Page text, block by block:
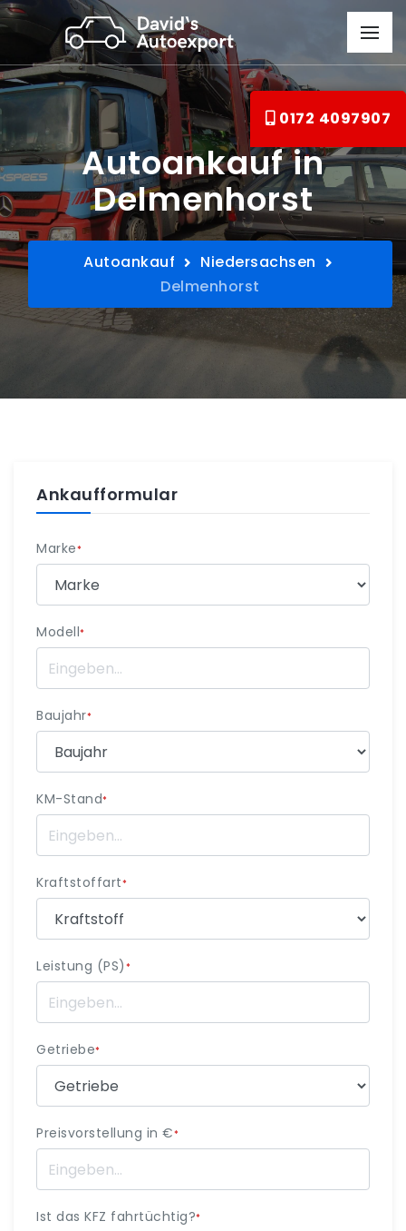
0172 4097907
Autoankauf in
Delmenhorst
Autoankauf
Niedersachsen
Delmenhorst
Ankaufformular
Marke*
Modell*
Baujahr*
KM-Stand*
Kraftstoffart*
Leistung (PS) *
Getriebe*
Preisvorstellung in €*
Ist das KFZ fahrtüchtig?*